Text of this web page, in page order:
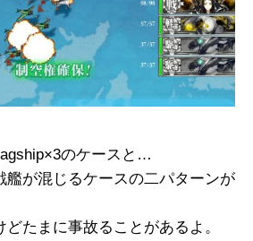
のケースと…
艦が混じるケースの二パターンが
たまに事故ることがあるよ。